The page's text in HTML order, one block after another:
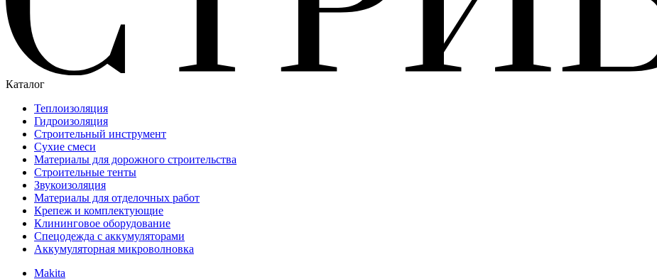
Каталог
Теплоизоляция
Гидроизоляция
Строительный инструмент
Сухие смеси
Материалы для дорожного строительства
Строительные тенты
Звукоизоляция
Материалы для отделочных работ
Крепеж и комплектующие
Клининговое оборудование
Спецодежда с аккумуляторами
Аккумуляторная микроволновка
Makita